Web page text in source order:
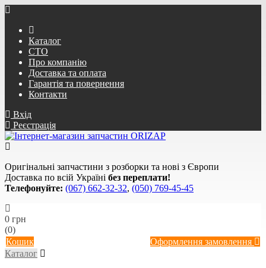
Каталог
СТО
Про компанію
Доставка та оплата
Гарантія та повернення
Контакти
Вхід
Реєстрація
Оригінальні запчастини з розборки та нові з Європи
Доставка по всій Україні без переплати!
Телефонуйте: (067) 662-32-32, (050) 769-45-45
0 грн
(0)
Кошик
Оформлення замовлення
Каталог